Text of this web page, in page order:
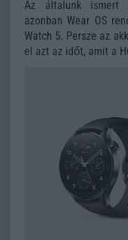
Az általunk ismert
azonban Wear OS
Watch 5. Persze az
el azt az időt, amit a